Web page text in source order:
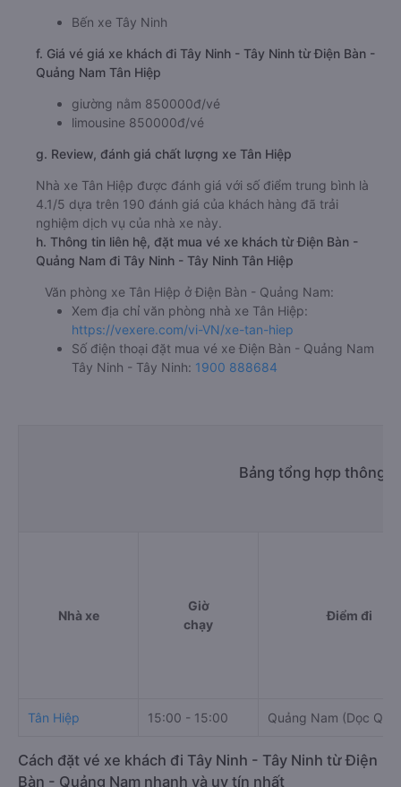
Bến xe Tây Ninh
f. Giá vé giá xe khách đi Tây Ninh - Tây Ninh từ Điện Bàn -
Quảng Nam Tân Hiệp
giường nằm 850000đ/vé
limousine 850000đ/vé
g. Review, đánh giá chất lượng xe Tân Hiệp
Nhà xe Tân Hiệp được đánh giá với số điểm trung bình là
4.1/5 dựa trên 190 đánh giá của khách hàng đã trải
nghiệm dịch vụ của nhà xe này.
h. Thông tin liên hệ, đặt mua vé xe khách từ Điện Bàn -
Quảng Nam đi Tây Ninh - Tây Ninh Tân Hiệp
Văn phòng xe Tân Hiệp ở Điện Bàn - Quảng Nam:
Xem địa chỉ văn phòng nhà xe Tân Hiệp:
https://vexere.com/vi-VN/xe-tan-hiep
Số điện thoại đặt mua vé xe Điện Bàn - Quảng Nam
Tây Ninh - Tây Ninh: 1900 888684
Bảng tổng hợp thông
Nhà xe
Giờ
chạy
Điểm đi
Tân Hiệp 15:00 - 15:00 Quảng Nam (Dọc
Cách đặt vé xe khách đi Tây Ninh - Tây Ninh từ Điện
Bàn - Quảng Nam nhanh và uy tín nhất